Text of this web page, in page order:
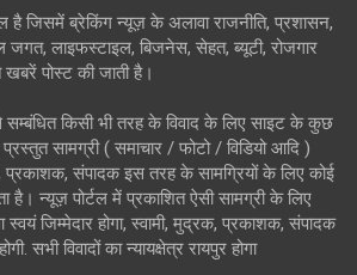
है जिसमें ब्रेकिंग न्यूज़ के अलावा राजनीति, प्रशासन,
जगत, लाइफस्टाइल, बिजनेस, सेहत, ब्यूटी, रोजगार
पोस्ट की जाती है।
किसी भी तरह के विवाद के लिए साइट के कुछ
प्रस्तुत सामग्री ( समाचार / फोटो / विडियो आदि )
प्रकाशक, संपादक इस तरह के सामग्रियों के लिए कोई
है। न्यूज़ पोर्टल में प्रकाशित ऐसी सामग्री के लिए
स्वयं जिम्मेदार होगा, स्वामी, मुद्रक, प्रकाशक, संपादक
सभी विवादों का न्यायक्षेत्र रायपुर होगा